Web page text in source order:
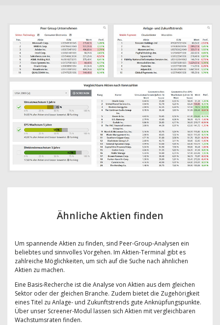
Ähnliche Aktien finden
Um spannende Aktien zu finden, sind Peer-Group-Analysen ein
beliebtes und sinnvolles Vorgehen. Im Aktien-Terminal gibt es
zahlreiche Möglichkeiten, um sich auf die Suche nach ähnlichen
Aktien zu machen.
Eine Basis-Recherche ist die Analyse von Aktien aus dem gleichen
Sektor oder der gleichen Branche. Zudem bietet die Zugehörigkeit
eines Titel zu Anlage- und Zukunftstrends gute Anknüpfungspunkte.
Über unser Screener-Modul lassen sich Aktien mit vergleichbaren
Wachstumsraten finden.